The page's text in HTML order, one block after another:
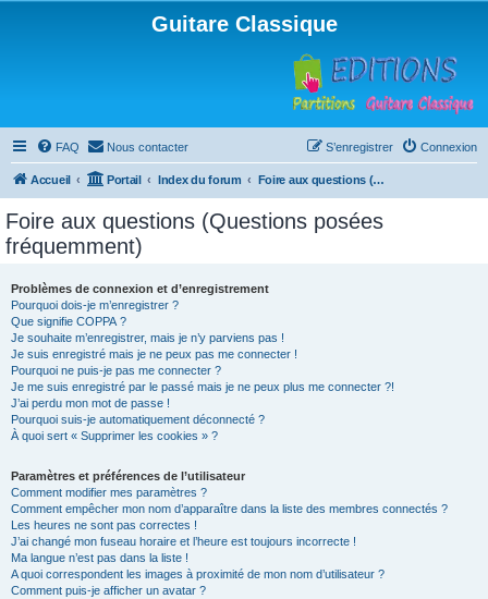
Guitare Classique
FAQ Nous contacter Connexion
S’enregistrer
Accueil Portail Index du forum Foire aux questions (Questions posées fréquemment)
Foire aux questions (Questions posées
fréquemment)
Problèmes de connexion et d’enregistrement
Pourquoi dois-je m’enregistrer ?
Que signifie COPPA ?
Je souhaite m’enregistrer, mais je n’y parviens pas !
Je suis enregistré mais je ne peux pas me connecter !
Pourquoi ne puis-je pas me connecter ?
Je me suis enregistré par le passé mais je ne peux plus me connecter ?!
J’ai perdu mon mot de passe !
Pourquoi suis-je automatiquement déconnecté ?
À quoi sert « Supprimer les cookies » ?
Paramètres et préférences de l’utilisateur
Comment modifier mes paramètres ?
Comment empêcher mon nom d’apparaître dans la liste des membres connectés ?
Les heures ne sont pas correctes !
J’ai changé mon fuseau horaire et l’heure est toujours incorrecte !
Ma langue n’est pas dans la liste !
A quoi correspondent les images à proximité de mon nom d’utilisateur ?
Comment puis-je afficher un avatar ?